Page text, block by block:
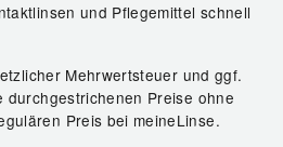
und Pflegemittel schnell
Mehrwertsteuer und ggf.
durchgestrichenen Preise ohne
Preis bei meineLinse.